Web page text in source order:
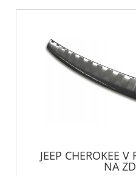
JEEP CHEROKEE
NA